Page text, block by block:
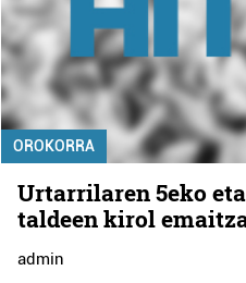
OROKORRA
Urtarrilaren 5eko
taldeen kirol
admin